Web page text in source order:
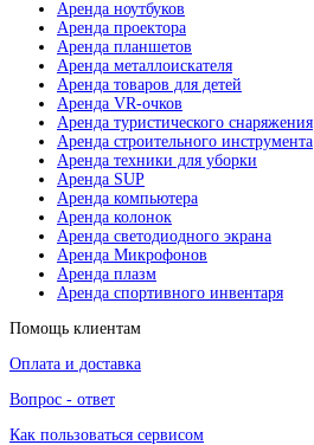
Аренда ноутбуков
Аренда проектора
Аренда планшетов
Аренда металлоискателя
Аренда товаров для детей
Аренда VR-очков
Аренда туристического снаряжения
Аренда строительного инструмента
Аренда техники для уборки
Аренда SUP
Аренда компьютера
Аренда колонок
Аренда светодиодного экрана
Аренда Микрофонов
Аренда плазм
Аренда спортивного инвентаря
Помощь клиентам
Оплата и доставка
Вопрос - ответ
Как пользоваться сервисом